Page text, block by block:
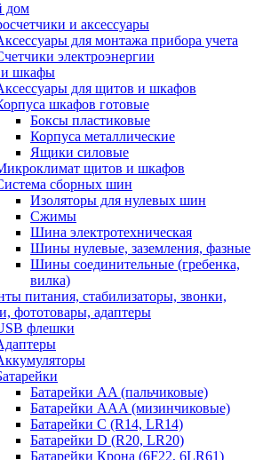
дом
и аксессуары
для монтажа прибора учета
электроэнергии
шкафы
для щитов и шкафов
шкафов готовые
Боксы пластиковые
Корпуса металлические
Ящики силовые
щитов и шкафов
сборных шин
Изоляторы для нулевых шин
Сжимы
Шина электротехническая
Шины нулевые, заземления, фазные
Шины соединительные (гребенка,
вилка)
питания, стабилизаторы, звонки,
фототовары, адаптеры
флешки
Батарейки AA (пальчиковые)
Батарейки AAA (мизинчиковые)
Батарейки C (R14, LR14)
Батарейки D (R20, LR20)
Батарейки Крона (6F22, 6LR61)